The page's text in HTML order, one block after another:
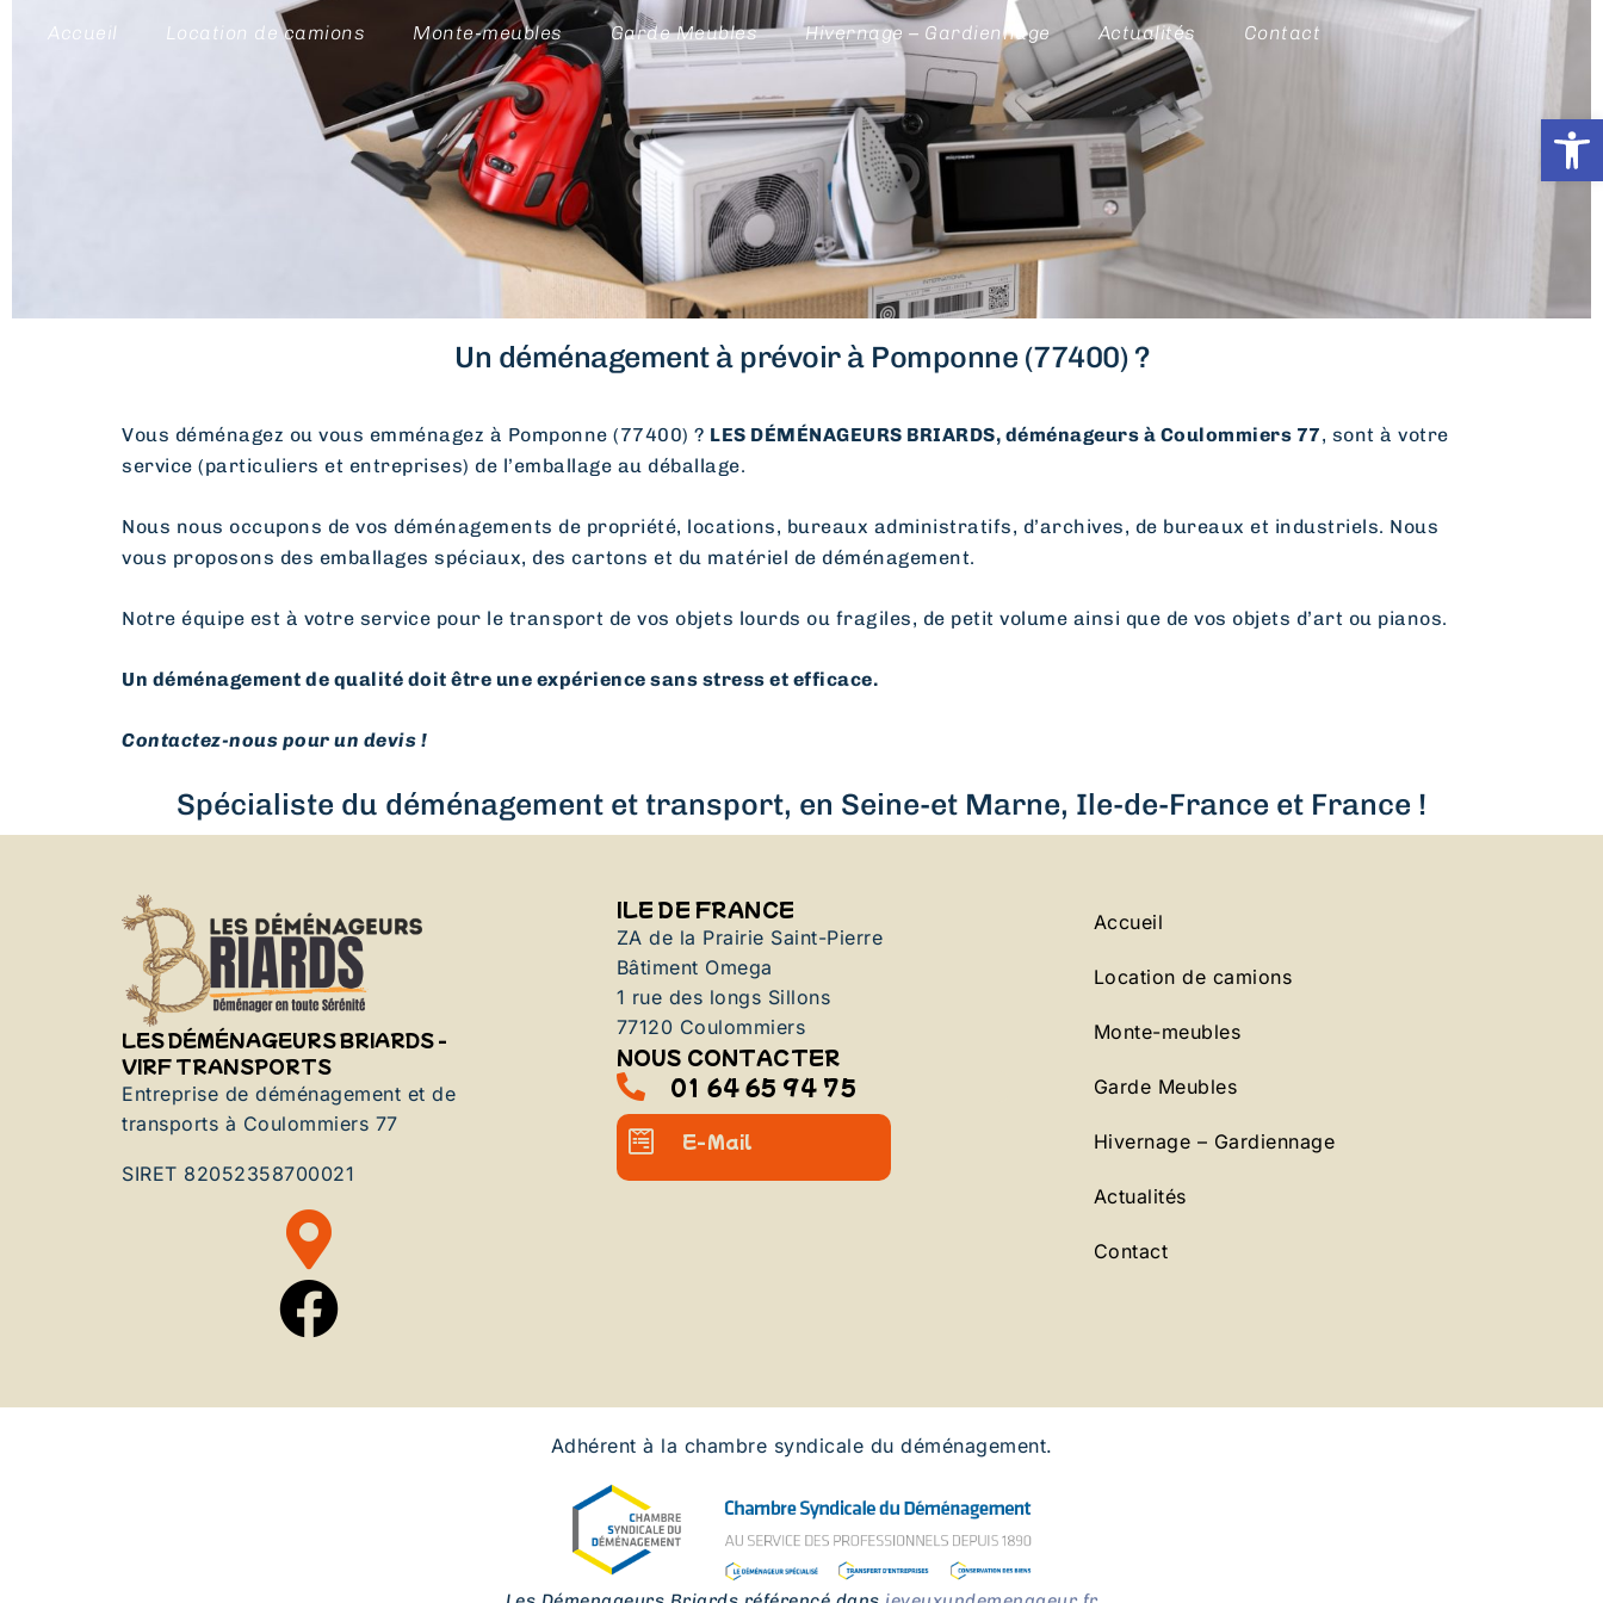
Ouvrir
Accueil Location de camions Monte-meubles Garde Meubles Hivernage – Gardiennage Actualités Contact
Un déménagement à prévoir à Pomponne (77400) ?
Vous déménagez ou vous emménagez à Pomponne (77400) ? LES DÉMÉNAGEURS BRIARDS, déménageurs à Coulommiers 77, sont à votre
service (particuliers et entreprises) de l’emballage au déballage.
Nous nous occupons de vos déménagements de propriété, locations, bureaux administratifs, d’archives, de bureaux et industriels. Nous
vous proposons des emballages spéciaux, des cartons et du matériel de déménagement.
Notre équipe est à votre service pour le transport de vos objets lourds ou fragiles, de petit volume ainsi que de vos objets d’art ou pianos.
Un déménagement de qualité doit être une expérience sans stress et efficace.
Contactez-nous pour un devis !
Spécialiste du déménagement et transport, en Seine-et Marne, Ile-de-France et France !
LES DÉMÉNAGEURS BRIARDS -
VIRF TRANSPORTS
Entreprise de déménagement et de
transports à Coulommiers 77
SIRET 82052358700021
ILE DE FRANCE
ZA de la Prairie Saint-Pierre
Bâtiment Omega
1 rue des longs Sillons
77120 Coulommiers
NOUS CONTACTER
01 64 65 94 75
E-Mail
Accueil
Location de camions
Monte-meubles
Garde Meubles
Hivernage – Gardiennage
Actualités
Contact
Adhérent à la chambre syndicale du déménagement.